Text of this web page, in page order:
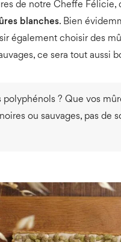
de notre Cheffe Félicie,
blanches. Bien
également choisir des
ce sera tout aussi
polyphénols ? Que vos
ou sauvages, pas de